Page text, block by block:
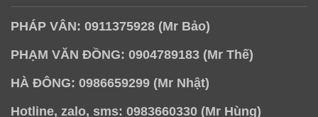
PHÁP VÂN: 0911375928 (Mr Bảo)
PHẠM VĂN ĐỒNG: 0904789183 (Mr Thế)
HÀ ĐÔNG: 0986659299 (Mr Nhật)
Hotline, zalo, sms: 0983660330 (Mr Hùng)